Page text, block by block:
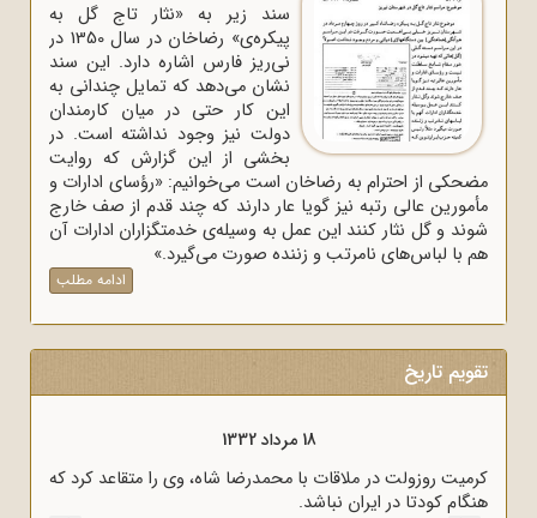
سند زیر به «نثار تاج گل به
پیکره‌ی» رضاخان در سال 1350 در
نی‌ریز فارس اشاره دارد. این سند
نشان می‌دهد که تمایل چندانی به
این کار حتی در میان کارمندان
دولت نیز وجود نداشته است. در
بخشی از این گزارش که روایت
مضحکی از احترام به رضاخان است می‌خوانیم: «رؤسای ادارات و
مأمورین عالی رتبه نیز گویا عار دارند که چند قدم از صف خارج
شوند و گل نثار کنند این عمل به وسیله‌ی خدمتگزاران ادارات آن
هم با لباس‌های نامرتب و زننده صورت می‌گیرد.»
ادامه مطلب
تقویم تاریخ
18 مرداد 1332
کرمیت روزولت در ملاقات با محمدرضا شاه، وی را متقاعد کرد که
هنگام کودتا در ایران نباشد.